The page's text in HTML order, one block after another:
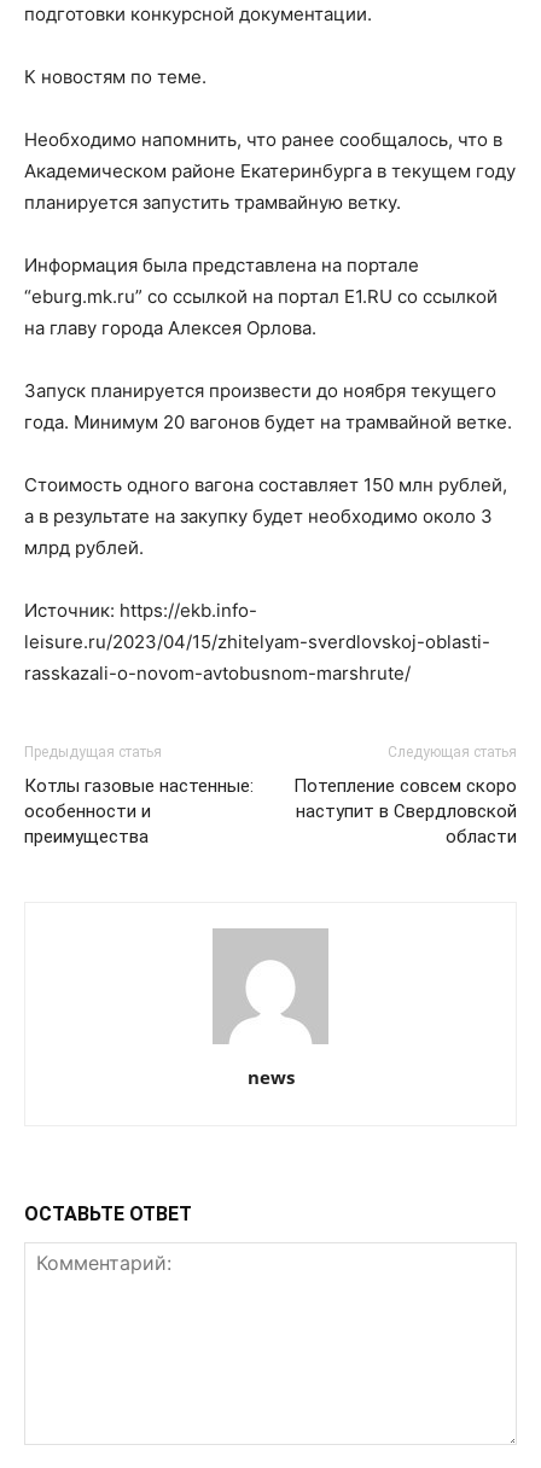
подготовки конкурсной документации.
К новостям по теме.
Необходимо напомнить, что ранее сообщалось, что в
Академическом районе Екатеринбурга в текущем году
планируется запустить трамвайную ветку.
Информация была представлена на портале
“eburg.mk.ru” со ссылкой на портал E1.RU со ссылкой
на главу города Алексея Орлова.
Запуск планируется произвести до ноября текущего
года. Минимум 20 вагонов будет на трамвайной ветке.
Стоимость одного вагона составляет 150 млн рублей,
а в результате на закупку будет необходимо около 3
млрд рублей.
Источник: https://ekb.info-
leisure.ru/2023/04/15/zhitelyam-sverdlovskoj-oblasti-
rasskazali-o-novom-avtobusnom-marshrute/
Предыдущая статья
Котлы газовые настенные:
особенности и
преимущества
Следующая статья
Потепление совсем скоро
наступит в Свердловской
области
news
ОСТАВЬТЕ ОТВЕТ